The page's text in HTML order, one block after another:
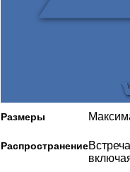
Размеры
Распространение